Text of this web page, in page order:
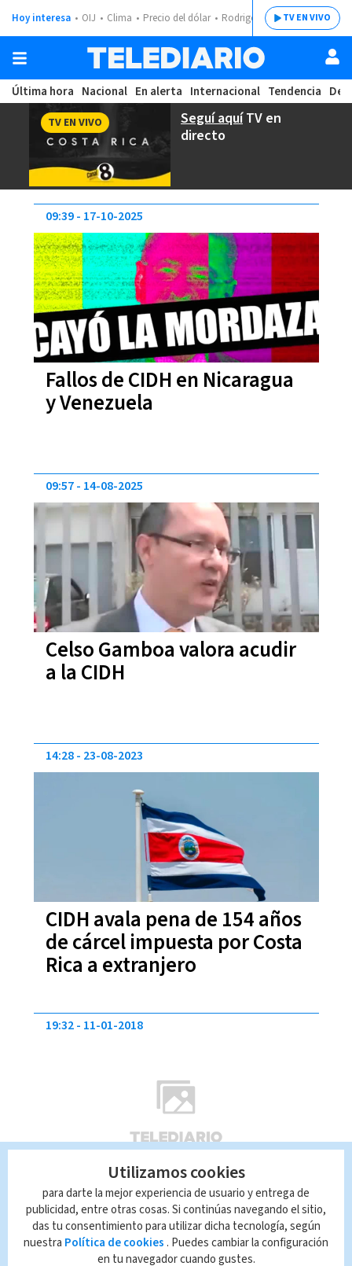
Hoy interesa OIJ Clima Precio del dólar Rodrigo ChavesTV EN VIVO
Última hora Nacional En alerta Internacional Tendencia
Seguí aquíTV en
directo
TV EN VIVO
Fallos de CIDH en Nicaragua
y Venezuela
09:39 17-10-2025
Celso Gamboa valora acudir
a la CIDH
09:57 14-08-2025
CIDH avala pena de 154 años
de cárcel impuesta por Costa
Rica a extranjero
14:28 23-08-2023
(+VIDEO) ¿Qué pasaría si se
aprueba el matrimonio gay
en el país?
19:32 11-01-2018
Utilizamos cookies
para darte la mejor experiencia de usuario y entrega de
publicidad, entre otras cosas. Si continúas navegando el sitio,
das tu consentimiento para utilizar dicha tecnología, según
nuestra Política de cookies . Puedes cambiar la configuración
en tu navegador cuando gustes.